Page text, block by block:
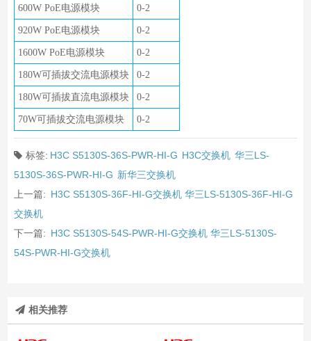
600W PoE电源模块 0-2
920W PoE电源模块 0-2
1600W PoE电源模块 0-2
180W可插拔交流电源模块 0-2
180W可插拔直流电源模块 0-2
70W可插拔交流电源模块 0-2
标签: H3C S5130S-36S-PWR-HI-G H3C交换机 华三LS-
5130S-36S-PWR-HI-G 新华三交换机
上一篇: H3C S5130S-36F-HI-G交换机 华三LS-5130S-36F-HI-G
交换机
下一篇: H3C S5130S-54S-PWR-HI-G交换机 华三LS-5130S-
54S-PWR-HI-G交换机
相关推荐